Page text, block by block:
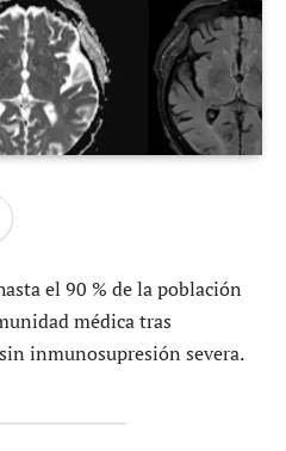
el 90 % de la población
médica tras
inmunosupresión severa.